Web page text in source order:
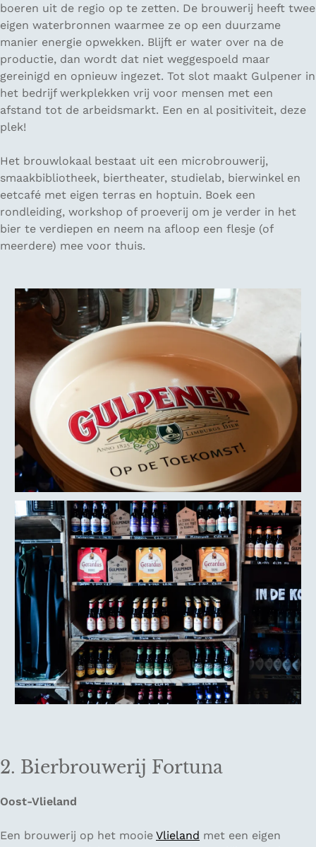
boeren uit de regio op te zetten. De brouwerij heeft twee
eigen waterbronnen waarmee ze op een duurzame
manier energie opwekken. Blijft er water over na de
productie, dan wordt dat niet weggespoeld maar
gereinigd en opnieuw ingezet. Tot slot maakt Gulpener in
het bedrijf werkplekken vrij voor mensen met een
afstand tot de arbeidsmarkt. Een en al positiviteit, deze
plek!
Het brouwlokaal bestaat uit een microbrouwerij,
smaakbibliotheek, biertheater, studielab, bierwinkel en
eetcafé met eigen terras en hoptuin. Boek een
rondleiding, workshop of proeverij om je verder in het
bier te verdiepen en neem na afloop een flesje (of
meerdere) mee voor thuis.
2. Bierbrouwerij Fortuna
Oost-Vlieland
Een brouwerij op het mooie Vlieland met een eigen